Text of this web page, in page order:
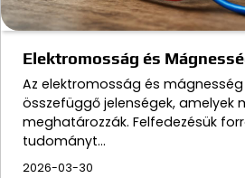
Elektromosság és
Az elektromosság és
összefüggő jelenségek, amelyek
meghatározzák. Felfedezésük
tudományt…
2026-03-30